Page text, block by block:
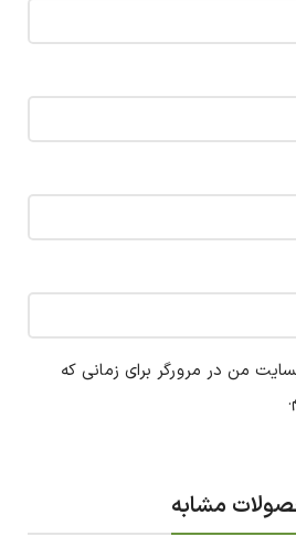
من در مرورگر برای زمانی که
مشابه